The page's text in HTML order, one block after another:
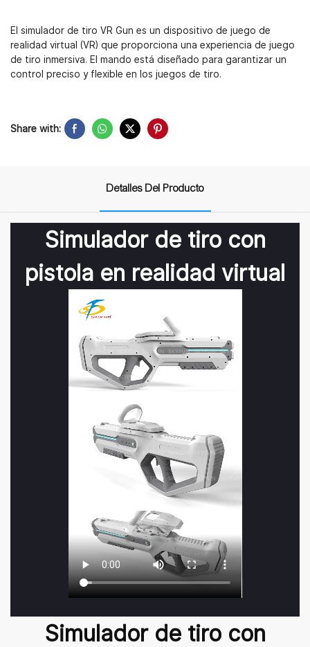
El simulador de tiro VR Gun es un dispositivo de juego de
realidad virtual (VR) que proporciona una experiencia de juego
de tiro inmersiva. El mando está diseñado para garantizar un
control preciso y flexible en los juegos de tiro.
Share with:
Detalles Del Producto
Simulador de tiro con
pistola en realidad virtual
Simulador de tiro con